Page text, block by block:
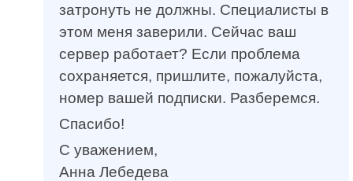
затронуть не должны. Специалисты в
этом меня заверили. Сейчас ваш
сервер работает? Если проблема
сохраняется, пришлите, пожалуйста,
номер вашей подписки. Разберемся.
Спасибо!
С уважением,
Анна Лебедева